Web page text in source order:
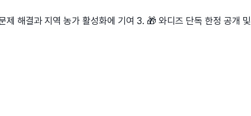
해결과 지역 농가 활성화에 기여 3. 🎁 와디즈 단독 한정 공개 및